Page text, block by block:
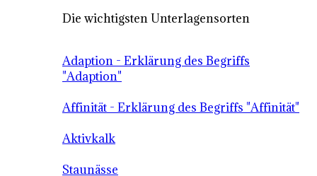
Die wichtigsten Unterlagensorten
Adaption - Erklärung des Begriffs
"Adaption"
Affinität - Erklärung des Begriffs "Affinität"
Aktivkalk
Staunässe